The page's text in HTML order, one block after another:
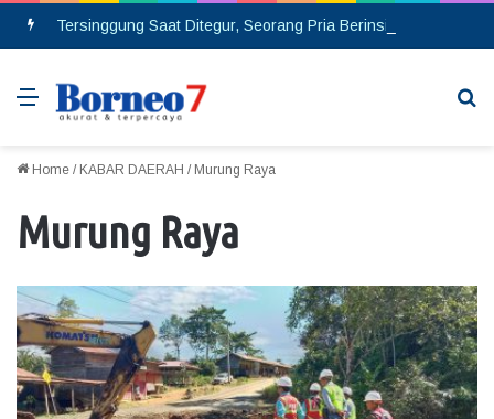
Menu
Home / KABAR DAERAH / Murung Raya
Murung Raya